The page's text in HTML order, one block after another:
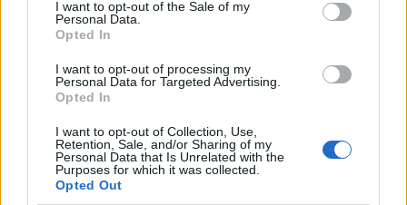
I want to opt-out of the Sale of my
Personal Data.
Opted In
I want to opt-out of processing my
Personal Data for Targeted Advertising.
Opted In
I want to opt-out of Collection, Use,
Retention, Sale, and/or Sharing of my
Personal Data that Is Unrelated with the
Purposes for which it was collected.
Opted Out
στρέμματα στάχτη, από την Πορτογαλία έως την Κρήτη
(Βίντεο)
ΗΠΑ: Εφετείο απαγόρευσε να συνεχιστεί η κατασκευή
της αίθουσας χορού στον Λευκό Οίκο
Χανιά: Σχεδόν 1 εκατ. ευρώ από το Ταμείο Αλληλεγγύης
του Υπουργείου Μετανάστευσης και Ασύλου για
σχολικές υποδομές και δημόσιους χώρους